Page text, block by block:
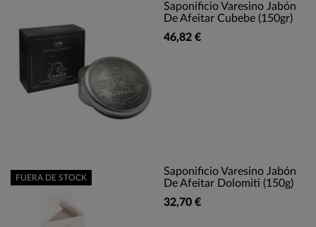
Saponificio Varesino Jabón
De Afeitar Cubebe (150gr)
46,82 €
Saponificio Varesino Jabón
De Afeitar Dolomiti (150g)
32,70 €
FUERA DE STOCK